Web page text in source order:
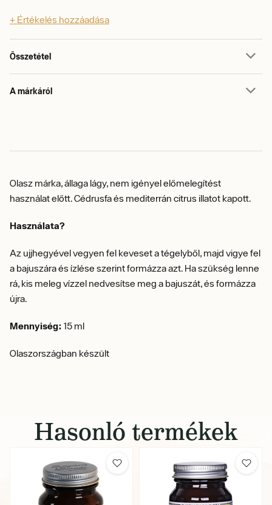
+ Értékelés hozzáadása
Összetétel
A márkáról
Olasz márka, állaga lágy, nem igényel előmelegítést
használat előtt. Cédrusfa és mediterrán citrus illatot kapott.
Használata?
Az ujjhegyével vegyen fel keveset a tégelyből, majd vigye fel
a bajuszára és ízlése szerint formázza azt. Ha szükség lenne
rá, kis meleg vízzel nedvesítse meg a bajuszát, és formázza
újra.
Mennyiség: 15 ml
Olaszországban készült
Hasonló termékek